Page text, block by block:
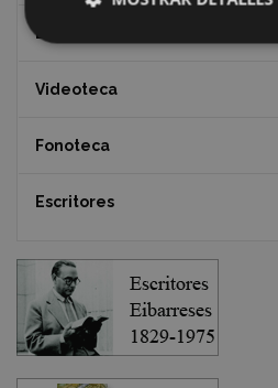
EXFIBAR
Videoteca
Fonoteca
Escritores